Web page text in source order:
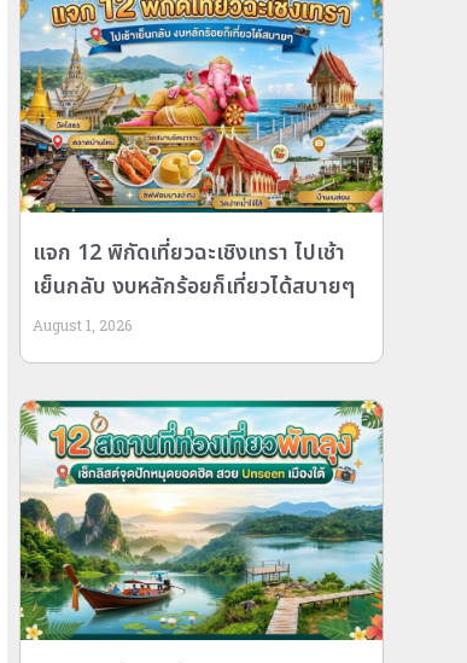
แจก 12 พิกัดเที่ยวฉะเชิงเทรา ไปเช้า
เย็นกลับ งบหลักร้อยก็เที่ยวได้สบายๆ
August 1, 2026